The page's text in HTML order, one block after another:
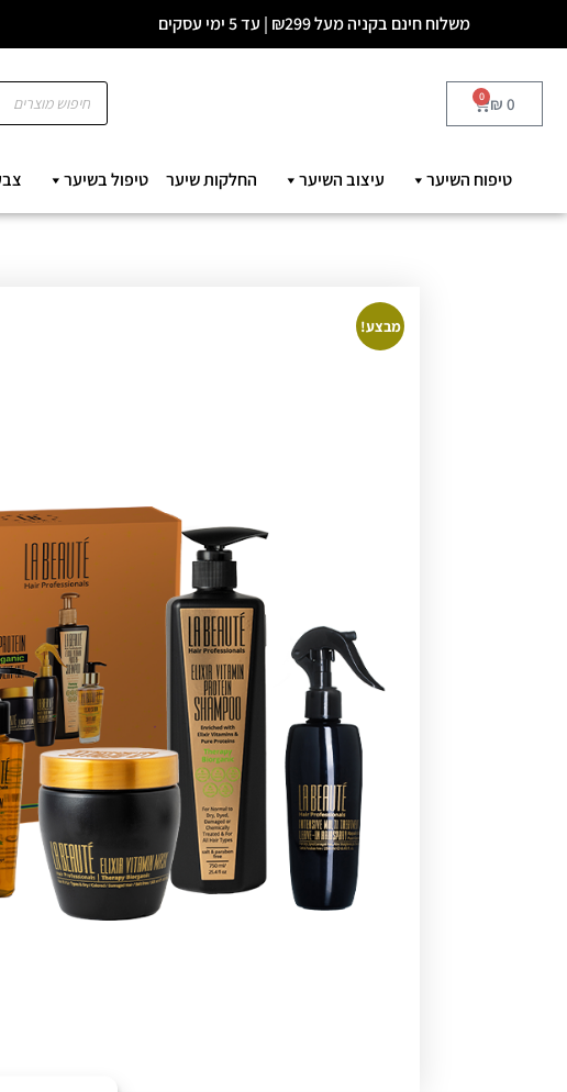
משלוח חינם בקניה מעל ₪299 | עד 5 ימי עסקים
₪ 0
0
טיפוח השיער עיצוב השיער החלקות שיער טיפול בשיער
מבצע!